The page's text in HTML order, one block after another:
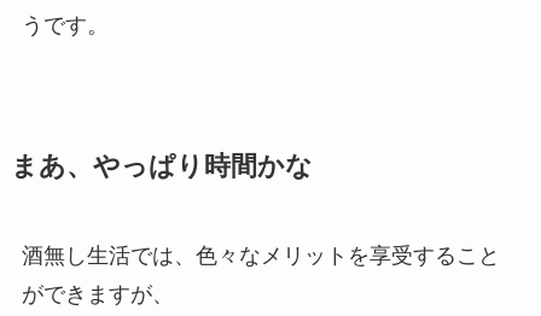
うです。
まあ、やっぱり時間かな
酒無し生活では、色々なメリットを享受すること
ができますが、